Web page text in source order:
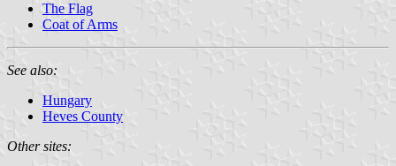
The Flag
Coat of Arms
See also:
Hungary
Heves County
Other sites: